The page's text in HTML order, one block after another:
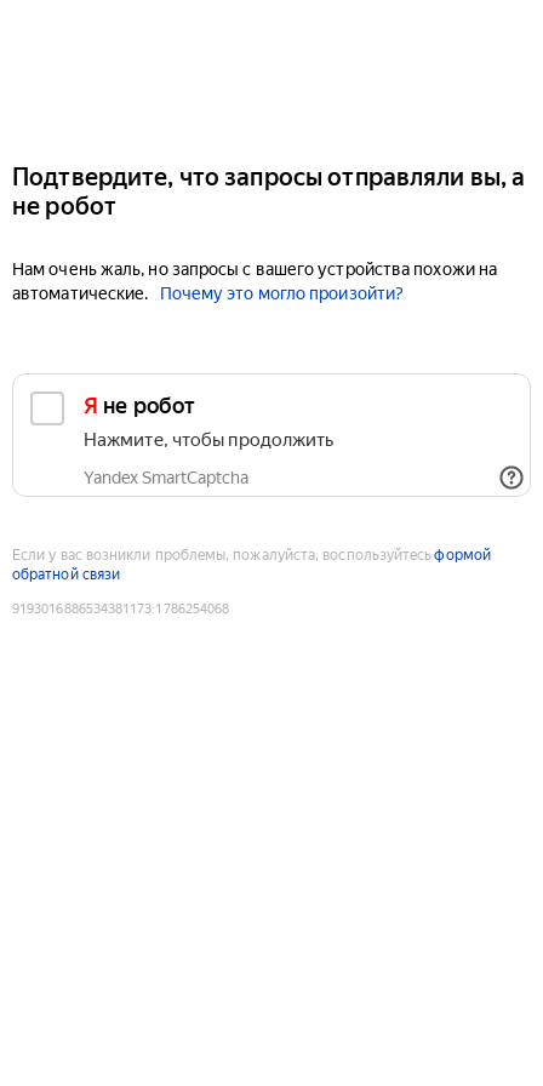
Подтвердите, что запросы отправляли вы, а
не робот
Нам очень жаль, но запросы с вашего устройства похожи на
автоматические.
Почему это могло произойти?
Я не робот
Нажмите, чтобы продолжить
Yandex SmartCaptcha
Если у вас возникли проблемы, пожалуйста, воспользуйтесьформой
обратной связи
9193016886534381173:1786254068